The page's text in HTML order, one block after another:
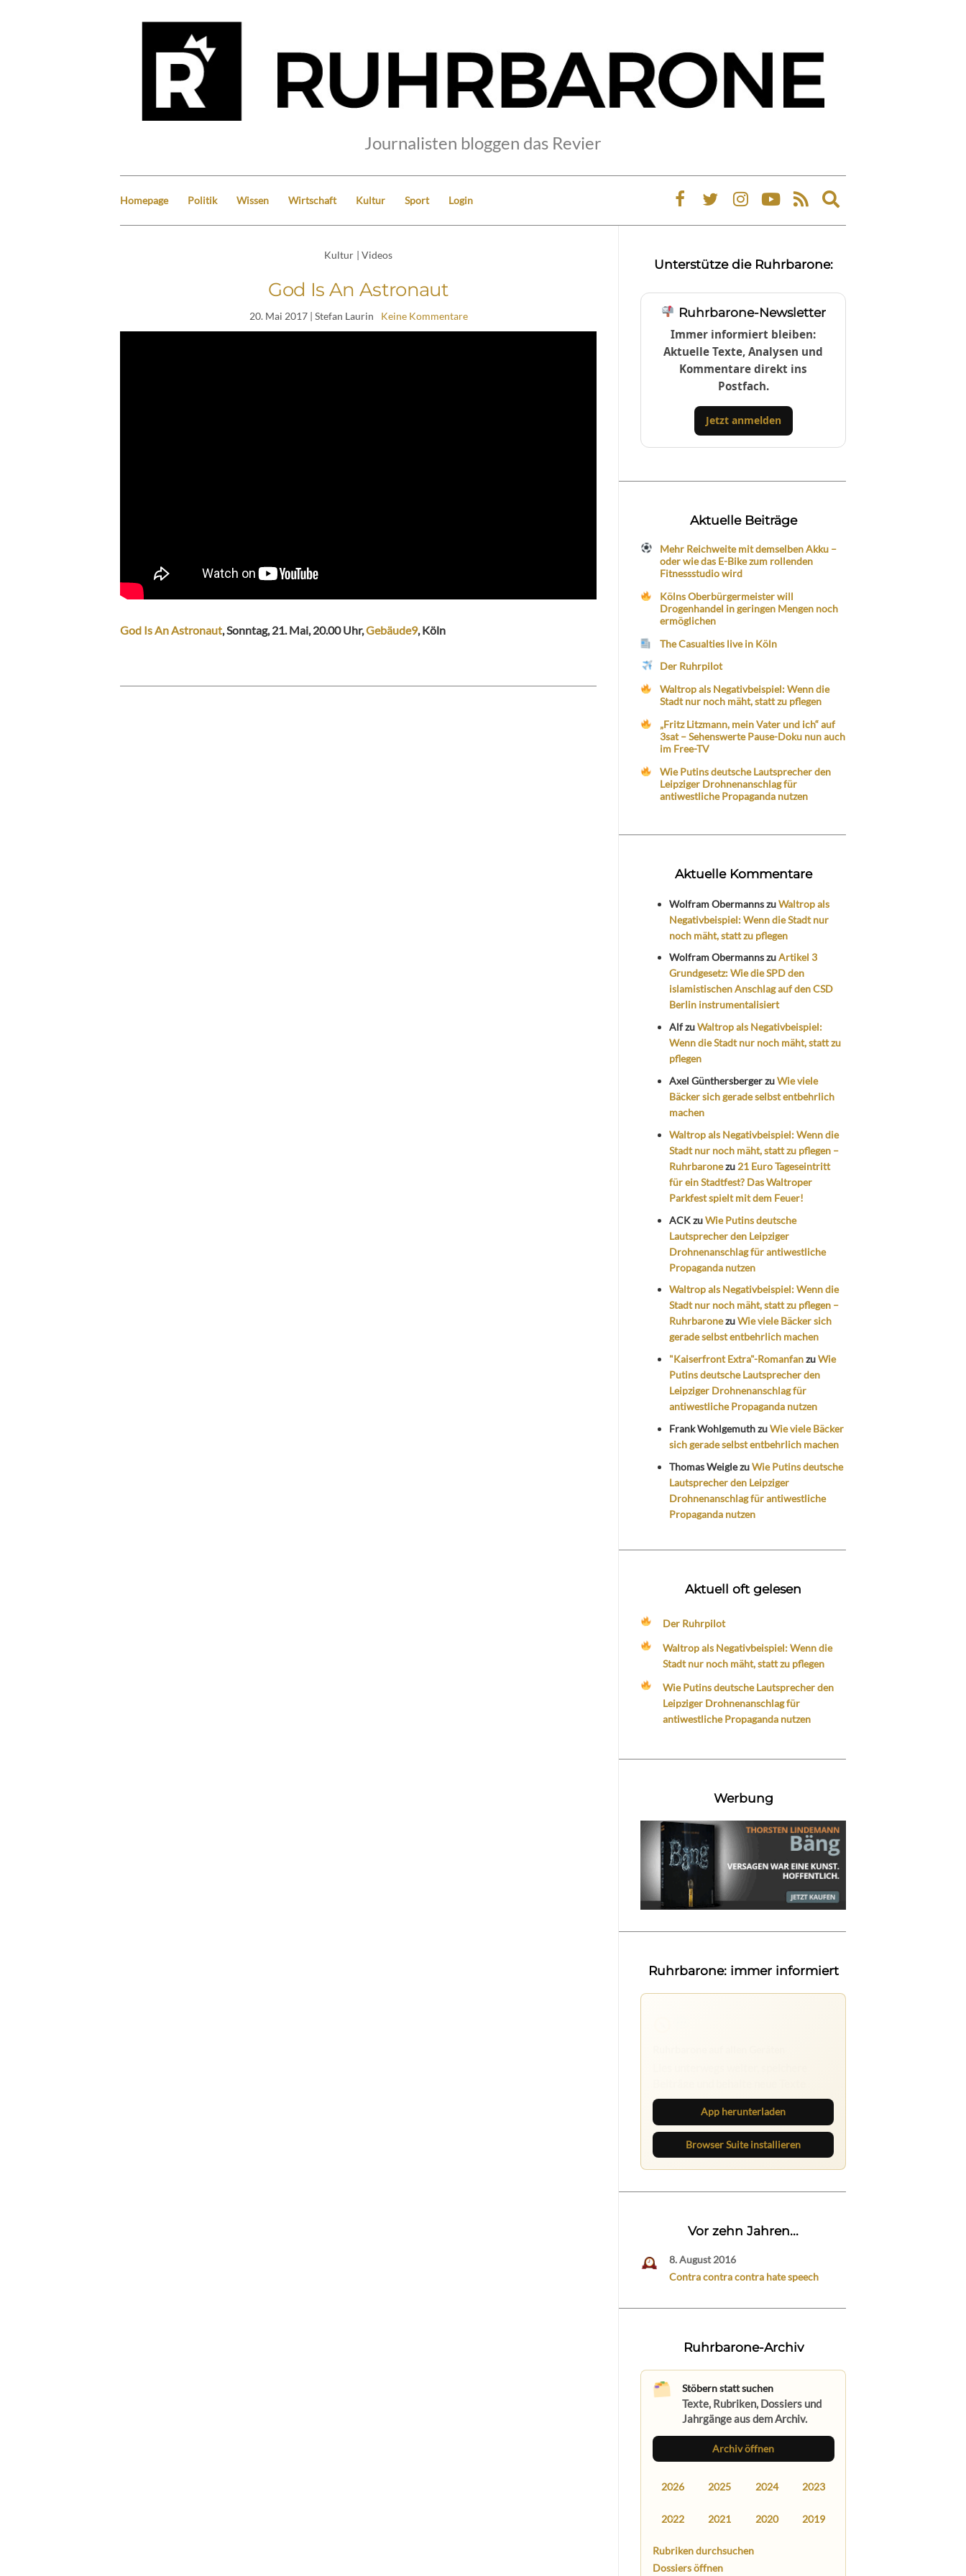
Journalisten bloggen das Revier
Homepage Politik Wissen Wirtschaft Kultur Sport Login
Expand
search
Kultur | Videos
God Is An Astronaut
20. Mai 2017| Stefan Laurin Keine Kommentare
God Is An Astronaut, Sonntag, 21. Mai, 20.00 Uhr,Gebäude9, Köln
Unterstütze die Ruhrbarone:
Ruhrbarone-Newsletter
Immer informiert bleiben:
Aktuelle Texte, Analysen und
Kommentare direkt ins
Postfach.
Jetzt anmelden
Aktuelle Beiträge
Mehr Reichweite mit demselben Akku –
oder wie das E-Bike zum rollenden
Fitnessstudio wird
Kölns Oberbürgermeister will
Drogenhandel in geringen Mengen noch
ermöglichen
The Casualties live in Köln
Der Ruhrpilot
Waltrop als Negativbeispiel: Wenn die
Stadt nur noch mäht, statt zu pflegen
„Fritz Litzmann, mein Vater und ich“ auf
3sat – Sehenswerte Pause-Doku nun auch
im Free-TV
Wie Putins deutsche Lautsprecher den
Leipziger Drohnenanschlag für
antiwestliche Propaganda nutzen
Aktuelle Kommentare
Wolfram ObermannszuWaltrop als
Negativbeispiel: Wenn die Stadt nur
noch mäht, statt zu pflegen
Wolfram ObermannszuArtikel 3
Grundgesetz: Wie die SPD den
islamistischen Anschlag auf den CSD
Berlin instrumentalisiert
AlfzuWaltrop als Negativbeispiel:
Wenn die Stadt nur noch mäht, statt zu
pflegen
Axel GünthersbergerzuWie viele
Bäcker sich gerade selbst entbehrlich
machen
Waltrop als Negativbeispiel: Wenn die
Stadt nur noch mäht, statt zu pflegen –
Ruhrbaronezu 21 Euro Tageseintritt
für ein Stadtfest? Das Waltroper
Parkfest spielt mit dem Feuer!
ACKzuWie Putins deutsche
Lautsprecher den Leipziger
Drohnenanschlag für antiwestliche
Propaganda nutzen
Waltrop als Negativbeispiel: Wenn die
Stadt nur noch mäht, statt zu pflegen –
RuhrbaronezuWie viele Bäcker sich
gerade selbst entbehrlich machen
"Kaiserfront Extra"-RomanfanzuWie
Putins deutsche Lautsprecher den
Leipziger Drohnenanschlag für
antiwestliche Propaganda nutzen
Frank WohlgemuthzuWie viele Bäcker
sich gerade selbst entbehrlich machen
Thomas WeiglezuWie Putins deutsche
Lautsprecher den Leipziger
Drohnenanschlag für antiwestliche
Propaganda nutzen
Aktuell oft gelesen
Der Ruhrpilot
Waltrop als Negativbeispiel: Wenn die
Stadt nur noch mäht, statt zu pflegen
Wie Putins deutsche Lautsprecher den
Leipziger Drohnenanschlag für
antiwestliche Propaganda nutzen
Werbung
Ruhrbarone: immer informiert
App herunterladen
Browser Suite installieren
Vor zehn Jahren...
8. August 2016
Contra contra contra hate speech
Ruhrbarone-Archiv
Stöbern statt suchen
Texte, Rubriken, Dossiers und
Jahrgänge aus dem Archiv.
Archiv öffnen
2026 2025 2024 2023
2022 2021 2020 2019
Rubriken durchsuchen
Dossiers öffnen